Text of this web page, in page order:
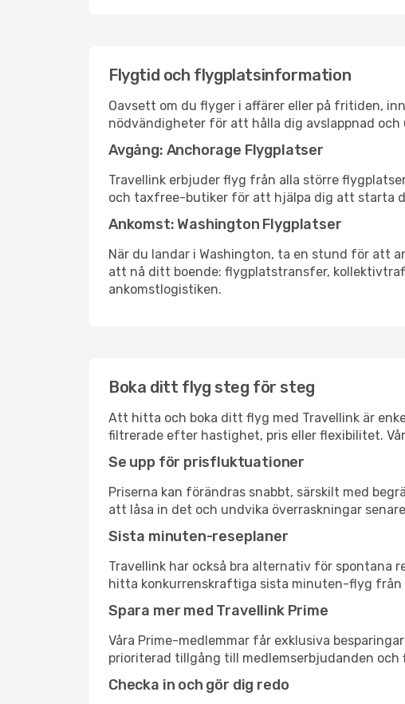
Flygtid och flygplatsinformation
Oavsett om du flyger i affärer eller på fritiden,
nödvändigheter för att hålla dig avslappnad och
Avgång: Anchorage Flygplatser
Travellink erbjuder flyg från alla större
och taxfree-butiker för att hjälpa dig att starta
Ankomst: Washington Flygplatser
När du landar i Washington, ta en stund för att
att nå ditt boende: flygplatstransfer,
ankomstlogistiken.
Boka ditt flyg steg för steg
Att hitta och boka ditt flyg med Travellink är
filtrerade efter hastighet, pris eller flexibilitet.
Se upp för prisfluktuationer
Priserna kan förändras snabbt, särskilt med
att låsa in det och undvika överraskningar
Sista minuten-reseplaner
Travellink har också bra alternativ för spontana
hitta konkurrenskraftiga sista minuten-flyg från
Spara mer med Travellink Prime
Våra Prime-medlemmar får exklusiva
prioriterad tillgång till medlemserbjudanden och
Checka in och gör dig redo